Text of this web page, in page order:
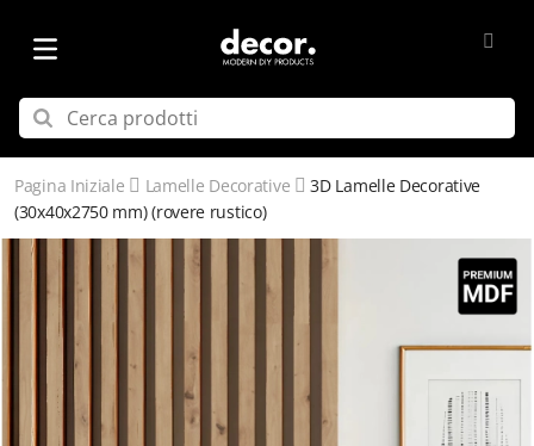
Pagina Iniziale Lamelle Decorative
3D Lamelle Decorative​
(30x40x2750 mm) (rovere rustico)